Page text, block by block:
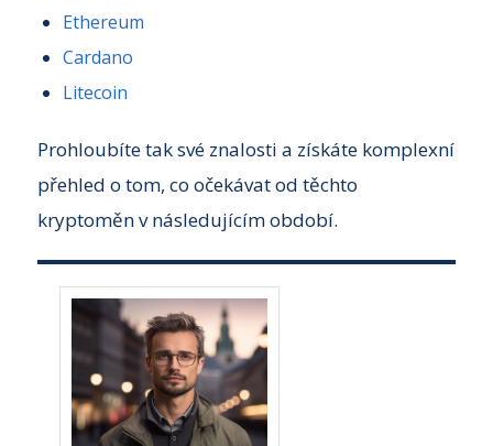
Ethereum
Cardano
Litecoin
Prohloubíte tak své znalosti a získáte komplexní
přehled o tom, co očekávat od těchto
kryptoměn v následujícím období.